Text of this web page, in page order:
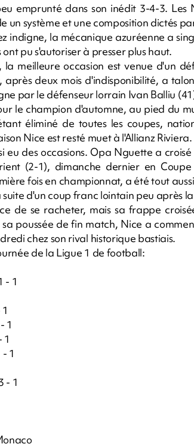
emprunté dans son inédit 3-4-3. Les
un système et une composition dictés
indigne, la mécanique azuréenne a
ont pu s'autoriser à presser plus haut.
la meilleure occasion est venue d'un
après deux mois d'indisponibilité, a
par le défenseur lorrain Ivan Balliu
le champion d'automne, au pied du
éliminé de toutes les coupes,
Nice est resté muet à l'Allianz Riviera.
eu des occasions. Opa Nguette a
(2-1), dimanche dernier en
fois en championnat, a été tout
d'un coup franc lointain peu après
de se racheter, mais sa frappe
poussée de fin match, Nice a
chez son rival historique bastiais.
de la Ligue 1 de football:
- 1
1
1
1
- 1